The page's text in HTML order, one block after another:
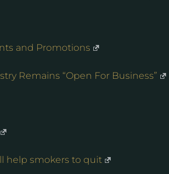
and Promotions
Remains “Open For Business”
help smokers to quit